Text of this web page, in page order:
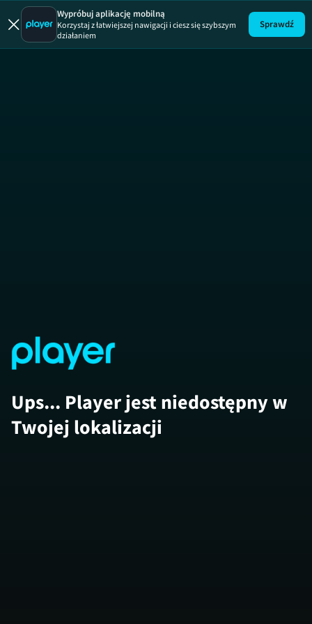
Olivier
Wypróbuj aplikację mobilną
Korzystaj z łatwiejszej nawigacji i ciesz się szybszym
działaniem
Sprawdź
Ups... Player jest niedostępny w
Twojej lokalizacji